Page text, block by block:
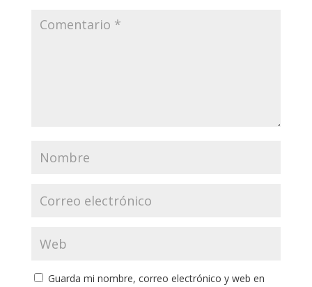
Guarda mi nombre, correo electrónico y web en